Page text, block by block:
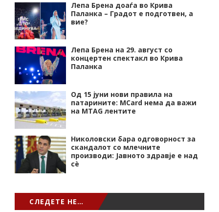
Лепа Брена доаѓа во Крива
Паланка – Градот е подготвен, а
вие?
Лепа Брена на 29. август со
концертен спектакл во Крива
Паланка
Од 15 јуни нови правила на
патарините: MCard нема да важи
на MTAG лентите
Николовски бара одговорност за
скандалот со млечните
производи: Јавното здравје е над
сѐ
СЛЕДЕТЕ НЕ…